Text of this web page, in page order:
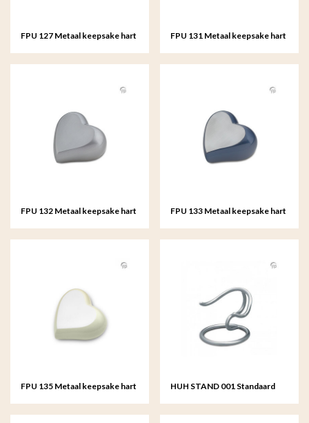
FPU 127 Metaal keepsake hart FPU 131 Metaal keepsake hart
FPU 132 Metaal keepsake hart FPU 133 Metaal keepsake hart
FPU 135 Metaal keepsake hart
HUH STAND 001 Standaard